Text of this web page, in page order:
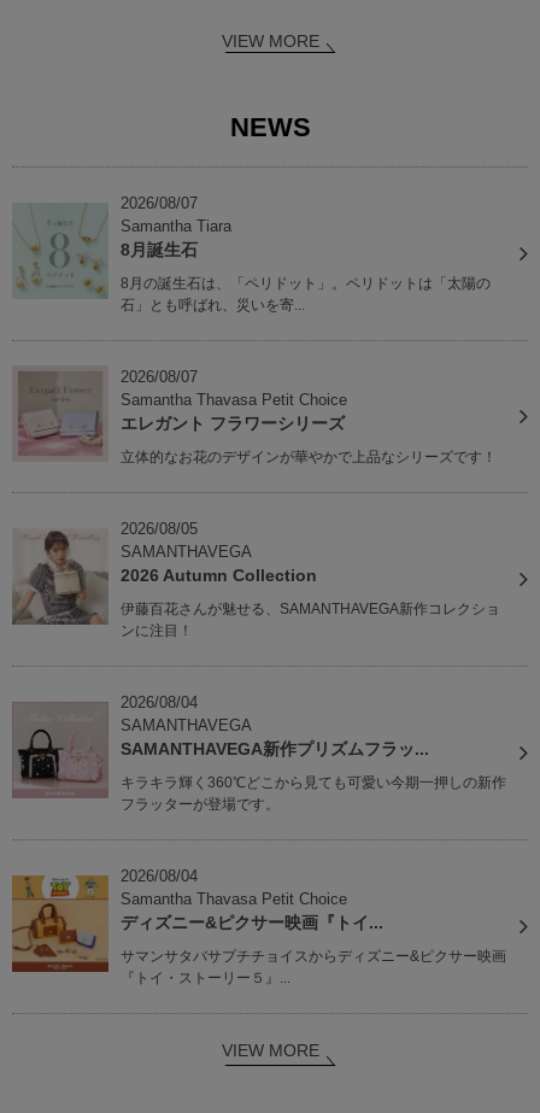
VIEW MORE
NEWS
2026/08/07
Samantha Tiara
8月誕生石
8月の誕生石は、「ペリドット」。ペリドットは「太陽の
石」とも呼ばれ、災いを寄...
2026/08/07
Samantha Thavasa Petit Choice
エレガント フラワーシリーズ
立体的なお花のデザインが華やかで上品なシリーズです！
2026/08/05
SAMANTHAVEGA
2026 Autumn Collection
伊藤百花さんが魅せる、SAMANTHAVEGA新作コレクショ
ンに注目！
2026/08/04
SAMANTHAVEGA
SAMANTHAVEGA新作プリズムフラッ...
キラキラ輝く360℃どこから見ても可愛い今期一押しの新作
フラッターが登場です。
2026/08/04
Samantha Thavasa Petit Choice
ディズニー&ピクサー映画『トイ...
サマンサタバサプチチョイスからディズニー&ピクサー映画
『トイ・ストーリー５』...
VIEW MORE